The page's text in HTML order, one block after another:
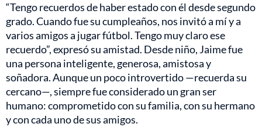
“Tengo recuerdos de haber estado con él desde segundo
grado. Cuando fue su cumpleaños, nos invitó a mí y a
varios amigos a jugar fútbol. Tengo muy claro ese
recuerdo”, expresó su amistad. Desde niño, Jaime fue
una persona inteligente, generosa, amistosa y
soñadora. Aunque un poco introvertido —recuerda su
cercano—, siempre fue considerado un gran ser
humano: comprometido con su familia, con su hermano
y con cada uno de sus amigos.